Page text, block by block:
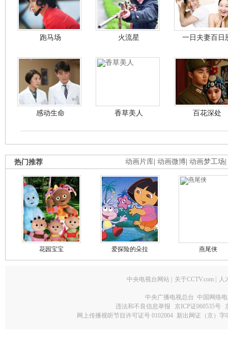
跑马场 火流星 一日夫妻百日
感动生命 香草美人 百花深处
动画片库 动画微博 动画梦工场
热门推荐
花园宝宝 爱探险的朵拉 燕尾侠
中央电视台网站 关于CCTV.com 人
中央广播电视总台 中国网络
违法和不良信息举报
京ICP证060535号
网上传播视听节目许可证号 0102004 新出网证（京）